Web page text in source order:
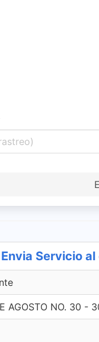
Envia Servicio
AGOSTO NO. 30 -